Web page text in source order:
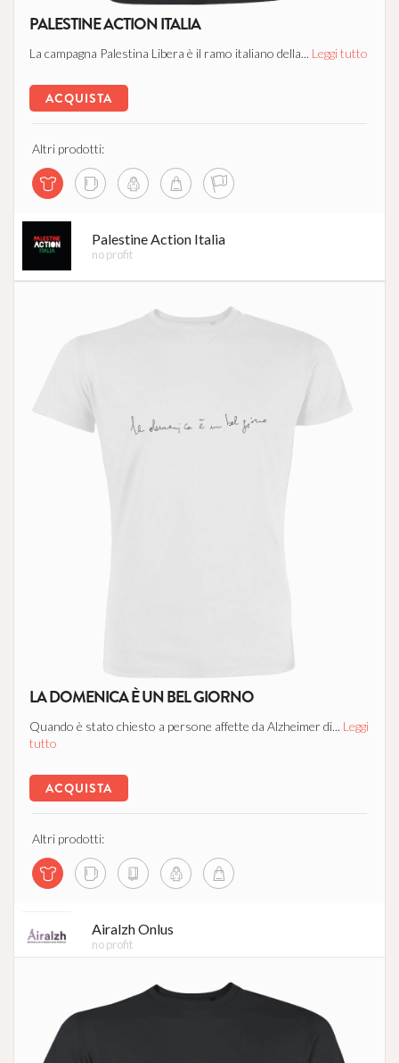
PALESTINE ACTION ITALIA
La campagna Palestina Libera è il ramo italiano della... Leggi tutto
ACQUISTA
Altri prodotti:
Palestine Action Italia
no profit
LA DOMENICA È UN BEL GIORNO
Quando è stato chiesto a persone affette da Alzheimer di... Leggi
tutto
ACQUISTA
Altri prodotti:
Airalzh Onlus
no profit